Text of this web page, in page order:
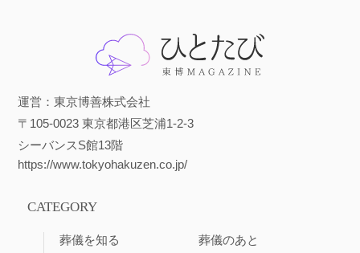
運営：東京博善株式会社
〒105-0023 東京都港区芝浦1-2-3
シーバンスS館13階
https://www.tokyohakuzen.co.jp/
CATEGORY
葬儀を知る
葬儀のあと